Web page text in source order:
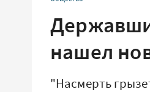
нашел
"Насмерть